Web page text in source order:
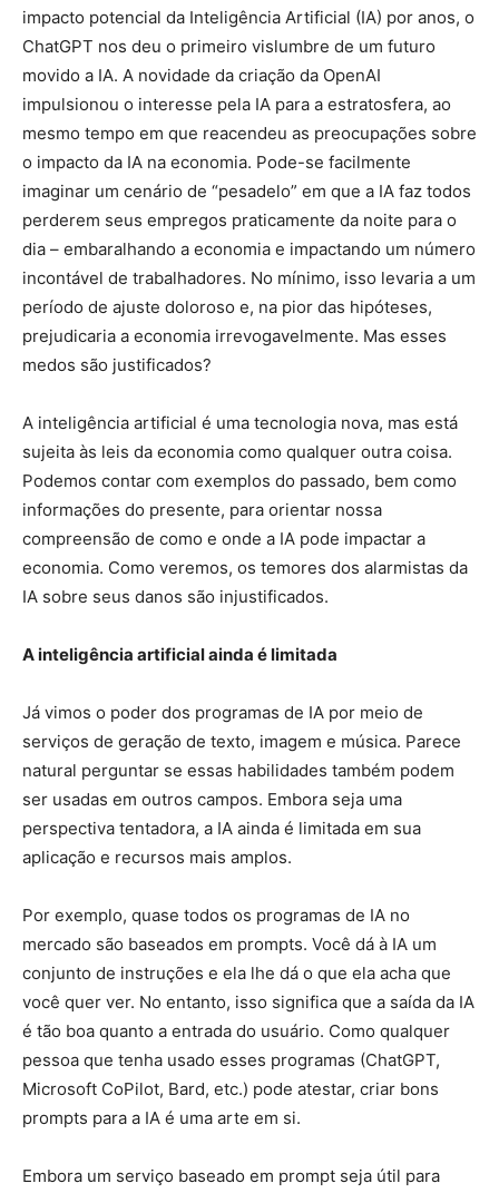
impacto potencial da Inteligência Artificial (IA) por anos, o
ChatGPT nos deu o primeiro vislumbre de um futuro
movido a IA. A novidade da criação da OpenAI
impulsionou o interesse pela IA para a estratosfera, ao
mesmo tempo em que reacendeu as preocupações sobre
o impacto da IA na economia. Pode-se facilmente
imaginar um cenário de “pesadelo” em que a IA faz todos
perderem seus empregos praticamente da noite para o
dia – embaralhando a economia e impactando um número
incontável de trabalhadores. No mínimo, isso levaria a um
período de ajuste doloroso e, na pior das hipóteses,
prejudicaria a economia irrevogavelmente. Mas esses
medos são justificados?
A inteligência artificial é uma tecnologia nova, mas está
sujeita às leis da economia como qualquer outra coisa.
Podemos contar com exemplos do passado, bem como
informações do presente, para orientar nossa
compreensão de como e onde a IA pode impactar a
economia. Como veremos, os temores dos alarmistas da
IA sobre seus danos são injustificados.
A inteligência artificial ainda é limitada
Já vimos o poder dos programas de IA por meio de
serviços de geração de texto, imagem e música. Parece
natural perguntar se essas habilidades também podem
ser usadas em outros campos. Embora seja uma
perspectiva tentadora, a IA ainda é limitada em sua
aplicação e recursos mais amplos.
Por exemplo, quase todos os programas de IA no
mercado são baseados em prompts. Você dá à IA um
conjunto de instruções e ela lhe dá o que ela acha que
você quer ver. No entanto, isso significa que a saída da IA
é tão boa quanto a entrada do usuário. Como qualquer
pessoa que tenha usado esses programas (ChatGPT,
Microsoft CoPilot, Bard, etc.) pode atestar, criar bons
prompts para a IA é uma arte em si.
Embora um serviço baseado em prompt seja útil para